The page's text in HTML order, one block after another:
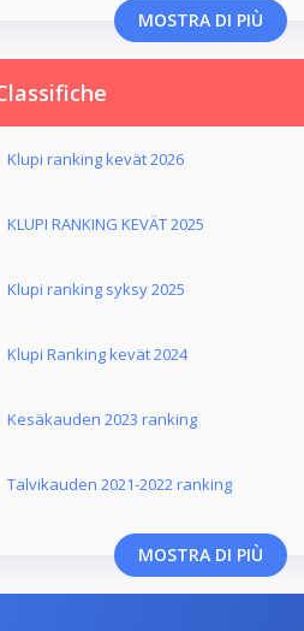
MOSTRA DI PIÙ
Klupi ranking kevät 2026
KLUPI RANKING KEVÄT 2025
Klupi ranking syksy 2025
Klupi Ranking kevät 2024
Kesäkauden 2023 ranking
Talvikauden 2021-2022 ranking
MOSTRA DI PIÙ